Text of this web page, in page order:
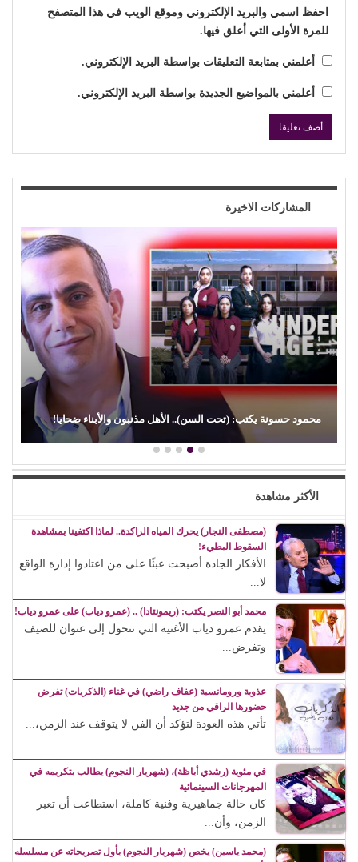
احفظ اسمي والبريد الإلكتروني وموقع الويب في هذا المتصفح
للمرة الأولى التي أعلق فيها.
أعلمني بمتابعة التعليقات بواسطة البريد الإلكتروني.
أعلمني بالمواضيع الجديدة بواسطة البريد الإلكتروني.
المشاركات الاخيرة
(الفن) والسياسة: عندما تتحول الريشة إلى سلاح
الأكثر مشاهدة
(مصطفى النجار) يحرك المياه الراكدة.. لماذا اكتفينا بمشاهدة
السقوط البطيء!
الأفكار الجادة أصبحت عبئًا على من اعتادوا إدارة الواقع
لا...
محمد أبو النصر يكتب: (ريمونتادا) .. (عمرو دياب) على عمرو دياب!
يقدم عمرو دياب الأغنية التي تتحول إلى عنوان للصيف
وتفرض...
عذوبة ورومانسية (عفاف راضي) في غناء (الذكريات) تفرض
حضورها الراقي من جديد
تأتي هذه العودة لتؤكد أن الفن لا يتوقف عند الزمن،...
في مئوية (رشدي أباظة)، (شهريار النجوم) يطالب بتكريمه في
المهرجانات السينمائية
كان حالة جماهيرية وفنية كاملة، استطاعت أن تعبر
الزمن، وأن...
(محمد ياسين) يخص (شهريار النجوم) بأول تصريحاته عن مسلسله